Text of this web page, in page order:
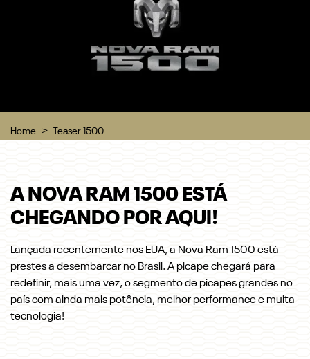
Home Teaser 1500
A NOVA RAM 1500 ESTÁ
CHEGANDO POR AQUI!
Lançada recentemente nos EUA, a Nova Ram 1500 está
prestes a desembarcar no Brasil. A picape chegará para
redefinir, mais uma vez, o segmento de picapes grandes no
país com ainda mais potência, melhor performance e muita
tecnologia!